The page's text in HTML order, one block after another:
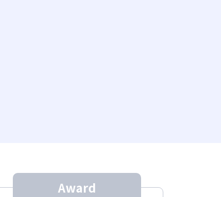
Award